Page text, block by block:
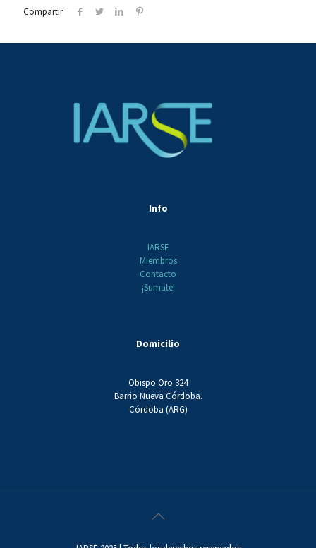
Compartir
Info
IARSE
Miembros
Contacto
¡Sumate!
Domicilio
Obispo Oro 324
Barrio Nueva Córdoba.
Córdoba (ARG)